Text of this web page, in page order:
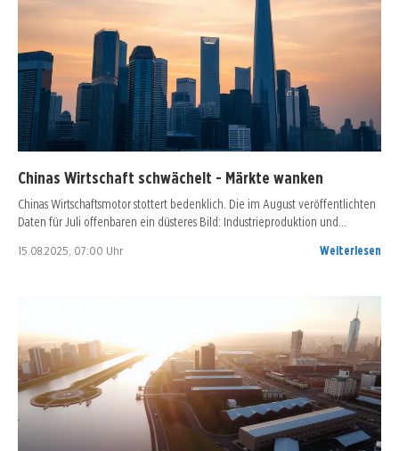
Chinas Wirtschaft schwächelt - Märkte wanken
Chinas Wirtschaftsmotor stottert bedenklich. Die im August veröffentlichten
Daten für Juli offenbaren ein düsteres Bild: Industrieproduktion und…
15.08.2025, 07:00 Uhr Weiterlesen